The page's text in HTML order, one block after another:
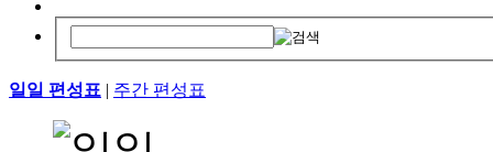
일일 편성표 | 주간 편성표